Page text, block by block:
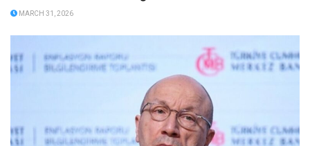
MARCH 31, 2026